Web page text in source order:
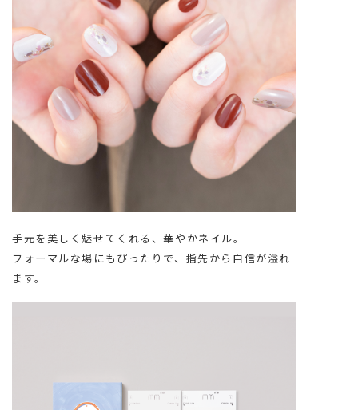
手元を美しく魅せてくれる、華やかネイル。
フォーマルな場にもぴったりで、指先から自信が溢れ
ます。